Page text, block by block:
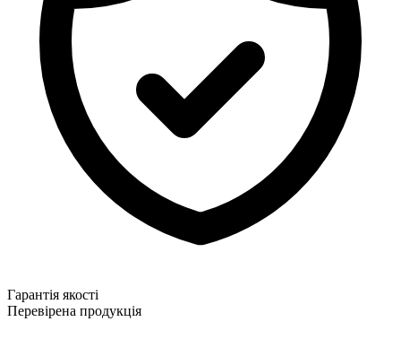
Гарантія якості
Перевірена продукція